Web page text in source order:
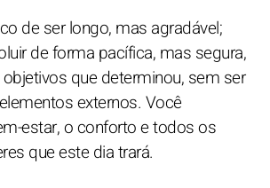
de ser longo, mas agradável;
de forma pacífica, mas segura,
que determinou, sem ser
externos. Você
estar, o conforto e todos os
que este dia trará.